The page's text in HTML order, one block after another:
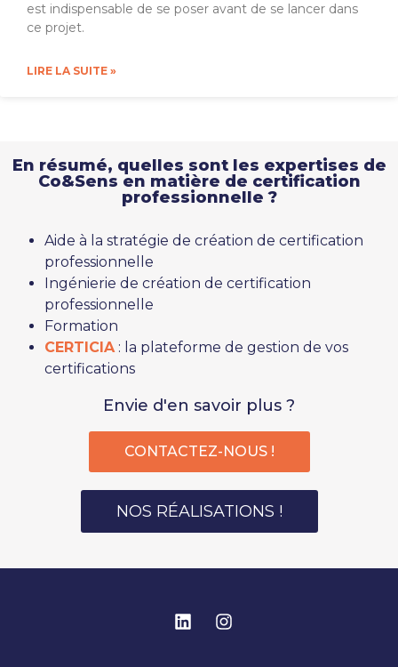
est indispensable de se poser avant de se lancer dans
ce projet.
LIRE LA SUITE »
En résumé, quelles sont les expertises de
Co&Sens en matière de certification
professionnelle ?
Aide à la stratégie de création de certification
professionnelle
Ingénierie de création de certification
professionnelle
Formation
CERTICIA : la plateforme de gestion de vos
certifications
Envie d'en savoir plus ?
CONTACTEZ-NOUS !
NOS RÉALISATIONS !